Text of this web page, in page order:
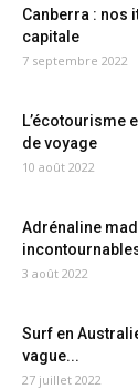
Canberra : nos
capitale
7 septembre 2022
L’écotourisme
de voyage
10 août 2022
Adrénaline
3 août 2022
Surf en
vague...
27 juillet 2022